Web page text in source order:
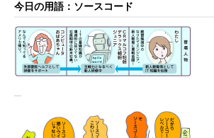
今日の用語：ソースコード